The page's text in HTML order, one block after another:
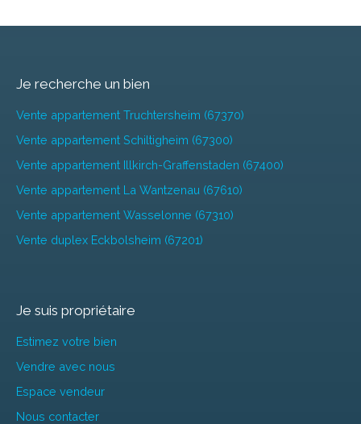
Je recherche un bien
Vente appartement Truchtersheim (67370)
Vente appartement Schiltigheim (67300)
Vente appartement Illkirch-Graffenstaden (67400)
Vente appartement La Wantzenau (67610)
Vente appartement Wasselonne (67310)
Vente duplex Eckbolsheim (67201)
Je suis propriétaire
Estimez votre bien
Vendre avec nous
Espace vendeur
Nous contacter